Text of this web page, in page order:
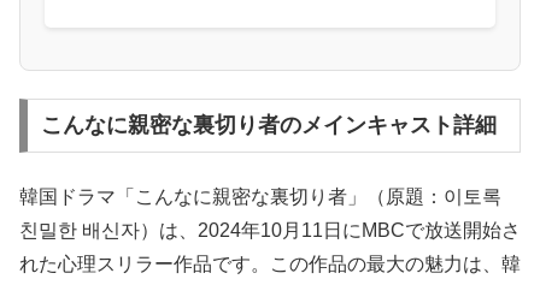
こんなに親密な裏切り者のメインキャスト詳細
韓国ドラマ「こんなに親密な裏切り者」（原題：이토록
친밀한 배신자）は、2024年10月11日にMBCで放送開始さ
れた心理スリラー作品です。この作品の最大の魅力は、韓